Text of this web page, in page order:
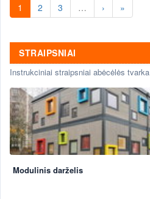
1 2 3 … › »
STRAIPSNIAI
Instrukciniai straipsniai abėcėlės tvarka
Modulinis darželis